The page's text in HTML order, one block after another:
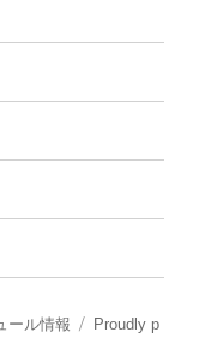
ール情報
Proudly p